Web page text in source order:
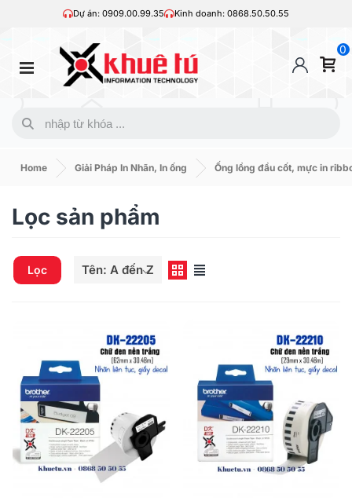
Dự án: 0909.00.99.35 Kinh doanh: 0868.50.50.55
0
Home Giải Pháp In Nhãn, In ống Ống lồng đầu cốt, mực in
Lọc sản phẩm
Lọc Tên: A đến Z